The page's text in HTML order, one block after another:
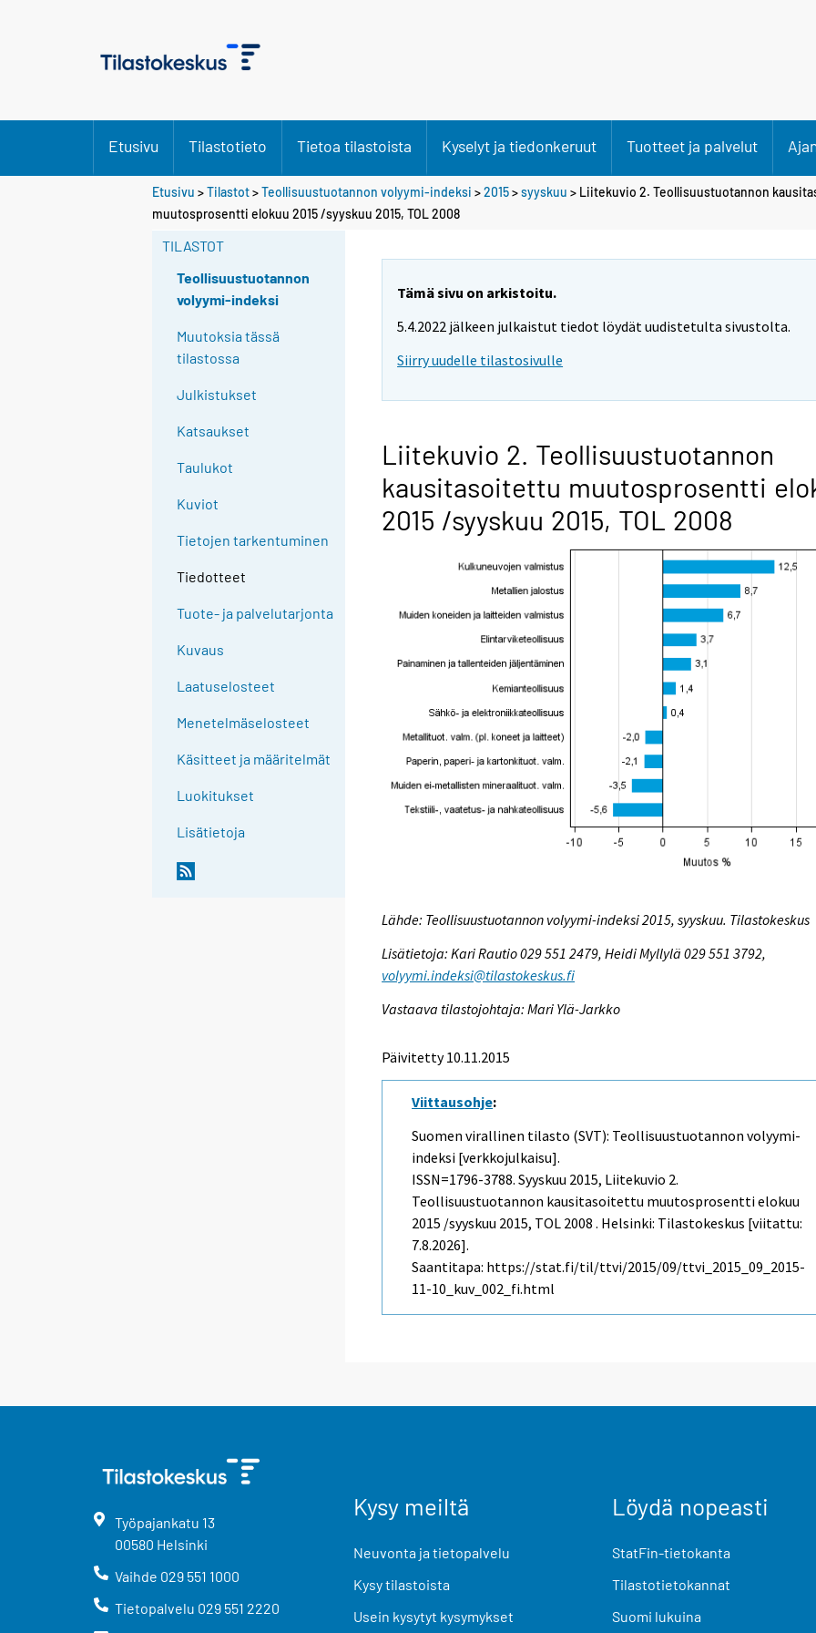
Etusivu Tilastotieto Tietoa tilastoista Kyselyt ja tiedonkeruut Tuotteet ja palvelut
Etusivu >Tilastot>Teollisuustuotannon volyymi-indeksi >2015>syyskuu > Liitekuvio 2. Teollisuustuotannon
muutosprosentti elokuu 2015 /syyskuu 2015, TOL 2008
TILASTOT
Teollisuustuotannon
volyymi-indeksi
Muutoksia tässä
tilastossa
Julkistukset
Katsaukset
Taulukot
Kuviot
Tietojen tarkentuminen
Tiedotteet
Tuote- ja palvelutarjonta
Kuvaus
Laatuselosteet
Menetelmäselosteet
Käsitteet ja määritelmät
Luokitukset
Lisätietoja
Tämä sivu on arkistoitu.
5.4.2022 jälkeen julkaistut tiedot löydät uudistetulta sivustolta.
Siirry uudelle tilastosivulle
Liitekuvio 2. Teollisuustuotannon
kausitasoitettu muutosprosentti
2015 /syyskuu 2015, TOL 2008
Lähde: Teollisuustuotannon volyymi-indeksi 2015, syyskuu. Tilastokeskus
Lisätietoja: Kari Rautio 029 551 2479, Heidi Myllylä 029 551 3792,
volyymi.indeksi@tilastokeskus.fi
Vastaava tilastojohtaja: Mari Ylä-Jarkko
Päivitetty 10.11.2015
Viittausohje:
Suomen virallinen tilasto (SVT): Teollisuustuotannon volyymi-
indeksi [verkkojulkaisu].
ISSN=1796-3788.Syyskuu 2015, Liitekuvio 2.
Teollisuustuotannon kausitasoitettu muutosprosentti elokuu
2015 /syyskuu 2015, TOL 2008 . Helsinki: Tilastokeskus [viitattu:
7.8.2026].
Saantitapa: https://stat.fi/til/ttvi/2015/09/ttvi_2015_09_2015-
11-10_kuv_002_fi.html
Työpajankatu 13
00580 Helsinki
Vaihde 029 551 1000
Tietopalvelu 029 551 2220
Kysy meiltä
Neuvonta ja tietopalvelu
Kysy tilastoista
Usein kysytyt kysymykset
Löydä nopeasti
StatFin-tietokanta
Tilastotietokannat
Suomi lukuina